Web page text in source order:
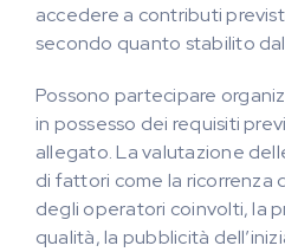
accedere a contributi
secondo quanto stabilito
Possono partecipare
in possesso dei requisiti
allegato. La valutazione
di fattori come la ricorrenza
degli operatori coinvolti, la
qualità, la pubblicità